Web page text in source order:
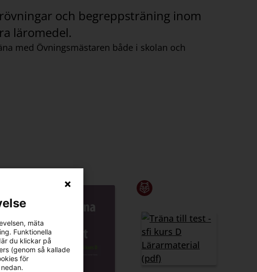
och begreppsträning inom
läromedel.
med Övningsmästaren både i skolan och
mäta
Funktionella
du klickar på
(genom så kallade
för